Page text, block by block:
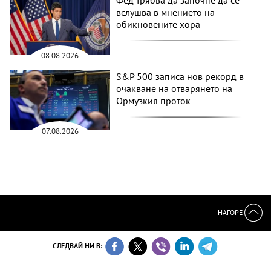
08.08.2026
вслушва в мнението на
обикновените хора
07.08.2026
S&P 500 записа нов рекорд в
очакване на отварянето на
Ормузкия проток
НАГОРЕ
СЛЕДВАЙ НИ В: